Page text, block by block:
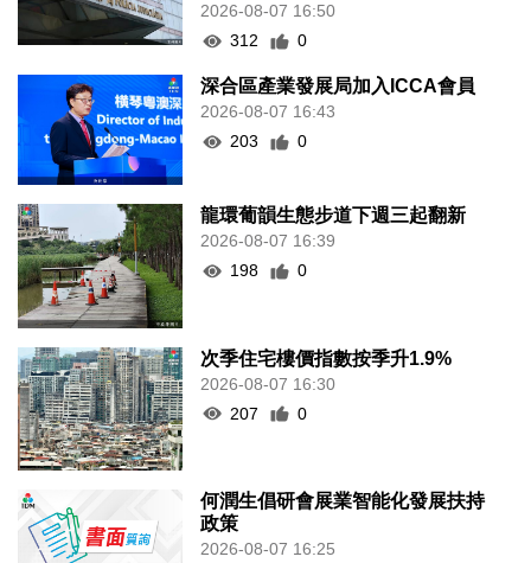
2026-08-07 16:50
312
0
深合區產業發展局加入ICCA會員
2026-08-07 16:43
203
0
龍環葡韻生態步道下週三起翻新
2026-08-07 16:39
198
0
次季住宅樓價指數按季升1.9%
2026-08-07 16:30
207
0
何潤生倡研會展業智能化發展扶持
政策
2026-08-07 16:25